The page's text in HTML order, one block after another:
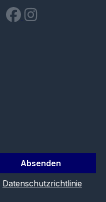
Absenden
Datenschutzrichtlinie